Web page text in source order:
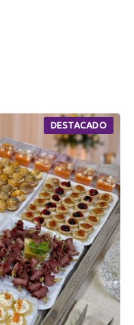
DESTACADO